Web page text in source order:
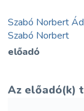
Szabó Norbert
Szabó Norbert
előadó
Az előadó(k)